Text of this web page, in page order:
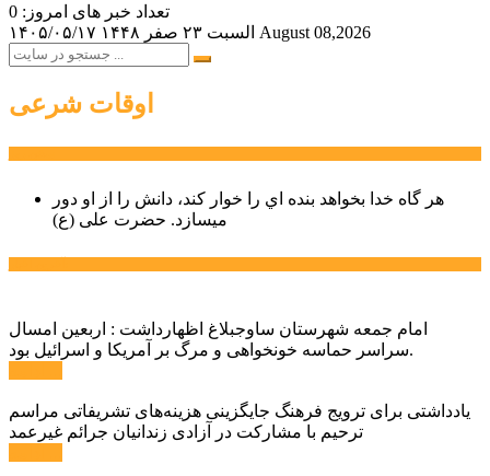
تعداد خبر های امروز: 0
۱۴۰۵/۰۵/۱۷
السبت ۲۳ صفر ۱۴۴۸ August 08,2026
اوقات شرعی
هر گاه خدا بخواهد بنده اي را خوار كند، دانش را از او دور
میسازد. حضرت علی (ع)
امام جمعه شهرستان ساوجبلاغ اظهارداشت : اربعین امسال
سراسر حماسه خونخواهی و مرگ بر آمریکا و اسرائیل بود.
یادداشتی برای ترویج فرهنگ جایگزینی هزینه‌های تشریفاتی مراسم
ترحیم با مشارکت در آزادی زندانیان جرائم غیرعمد